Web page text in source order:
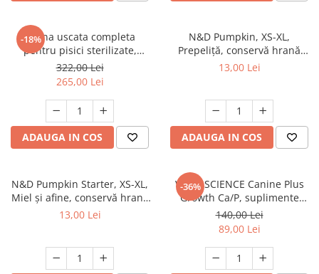
-18%
Hrana uscata completa
pentru pisici sterilizate,
Premium, Club 4 PAWS, 14 kg
322,00 Lei
265,00 Lei
ADAUGA IN COS
N&D Pumpkin, XS-XL,
Prepeliță, conservă hrană
umedă fără cereale câini, (în
13,00 Lei
ADAUGA IN COS
N&D Pumpkin Starter, XS-XL,
Miel și afine, conservă hrană
umedă fără cereale câini
13,00 Lei
-36%
VETRI SCIENCE Canine Plus
Growth Ca/P, suplimente
creștere și vitalitate câini, 45
Tablete masticabile
140,00 Lei
89,00 Lei